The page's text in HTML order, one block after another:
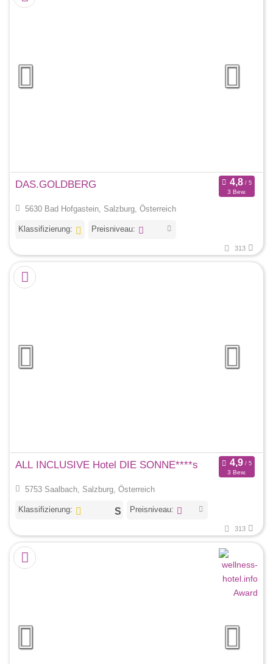
DAS.GOLDBERG
3 Bew.
5630 Bad Hofgastein, Salzburg, Österreich
Klassifizierung: Preisniveau:
313
ALL INCLUSIVE Hotel DIE SONNE****s
3 Bew.
5753 Saalbach, Salzburg, Österreich
Klassifizierung: Preisniveau:
313